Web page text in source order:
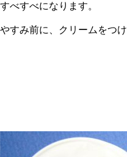
すべすべになります。
すみ前に、クリームをつ